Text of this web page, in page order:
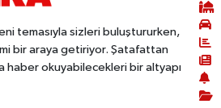
temasıyla sizleri buluştururken,
bir araya getiriyor. Şatafattan
haber okuyabilecekleri bir altyapı